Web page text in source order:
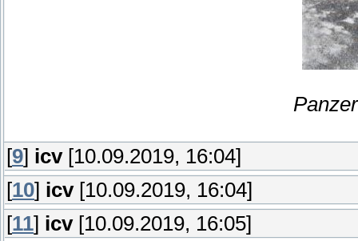
[9] icv[10.09.2019, 16:04]
[10] icv[10.09.2019, 16:04]
[11] icv[10.09.2019, 16:05]